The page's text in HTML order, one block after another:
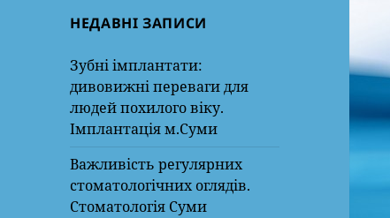
НЕДАВНІ ЗАПИСИ
Зубні імплантати:
дивовижні переваги для
людей похилого віку.
Імплантація м.Суми
Важливість регулярних
стоматологічних оглядів.
Стоматологія Суми